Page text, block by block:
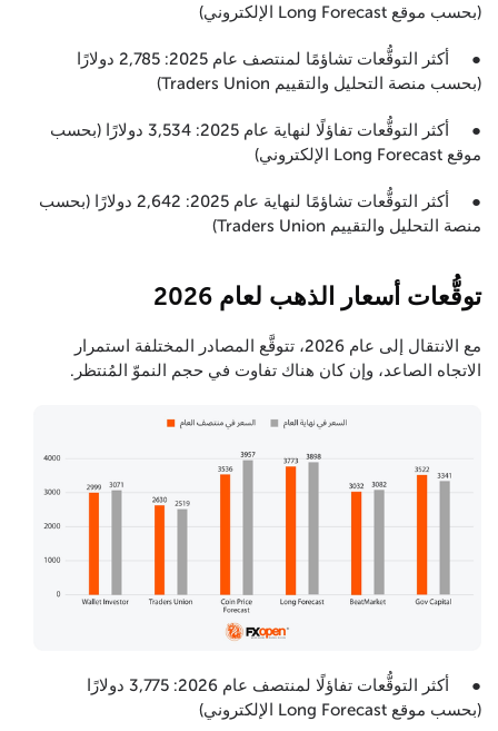
(بحسب موقع Long Forecast الإلكتروني)
● أكثر التوقُّعات تشاؤمًا لمنتصف عام 2025: 2,785 دولارًا
(بحسب منصة التحليل والتقييم Traders Union)
● أكثر التوقُّعات تفاؤلًا لنهاية عام 2025: 3,534 دولارًا (بحسب
موقع Long Forecast الإلكتروني)
● أكثر التوقُّعات تشاؤمًا لنهاية عام 2025: 2,642 دولارًا (بحسب
منصة التحليل والتقييم Traders Union)
توقُّعات أسعار الذهب لعام 2026
مع الانتقال إلى عام 2026، تتوقَّع المصادر المختلفة استمرار
الاتجاه الصاعد، وإن كان هناك تفاوت في حجم النموّ المُنتظر.
● أكثر التوقُّعات تفاؤلًا لمنتصف عام 2026: 3,775 دولارًا
(بحسب موقع Long Forecast الإلكتروني)